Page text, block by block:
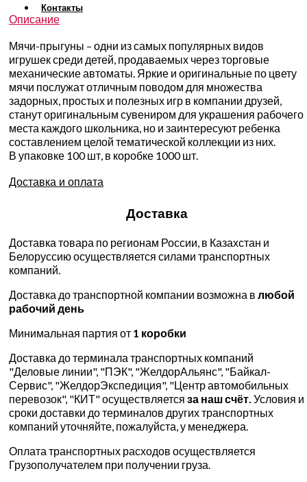
Контакты
Описание
Мячи-прыгуны – одни из самых популярных видов
игрушек среди детей, продаваемых через торговые
механические автоматы. Яркие и оригинальные по цвету
мячи послужат отличным поводом для множества
задорных, простых и полезных игр в компании друзей,
станут оригинальным сувениром для украшения рабочего
места каждого школьника, но и заинтересуют ребенка
составлением целой тематической коллекции из них.
В упаковке 100 шт, в коробке 1000 шт.
Доставка и оплата
Доставка
Доставка товара по регионам России, в Казахстан и
Белоруссию осуществляется силами транспортных
компаний.
Доставка до транспортной компании возможна в любой
рабочий день
Минимальная партия от 1 коробки
Доставка до терминала транспортных компаний
"Деловые линии", "ПЭК", "ЖелдорАльянс", "Байкал-
Сервис", "ЖелдорЭкспедиция", "Центр автомобильных
перевозок", "КИТ" осуществляется за наш счёт. Условия и
сроки доставки до терминалов других транспортных
компаний уточняйте, пожалуйста, у менеджера.
Оплата транспортных расходов осуществляется
Грузополучателем при получении груза.